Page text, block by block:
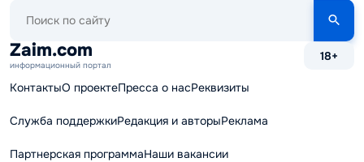
сайту
Zaim.com
информационный портал
18+
КонтактыО проектеПресса о насРеквизиты
Служба поддержкиРедакция и авторыРеклама
Партнерская программаНаши вакансии